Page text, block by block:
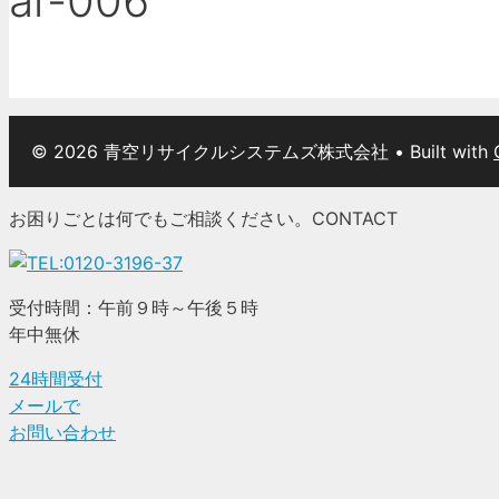
© 2026 青空リサイクルシステムズ株式会社 • Built with
お困りごとは何でもご相談ください。 CONTACT
受付時間：午前９時～午後５時
年中無休
24時間受付
メールで
お問い合わせ